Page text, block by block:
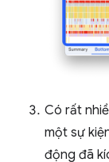
Có rất
một sự
động đã